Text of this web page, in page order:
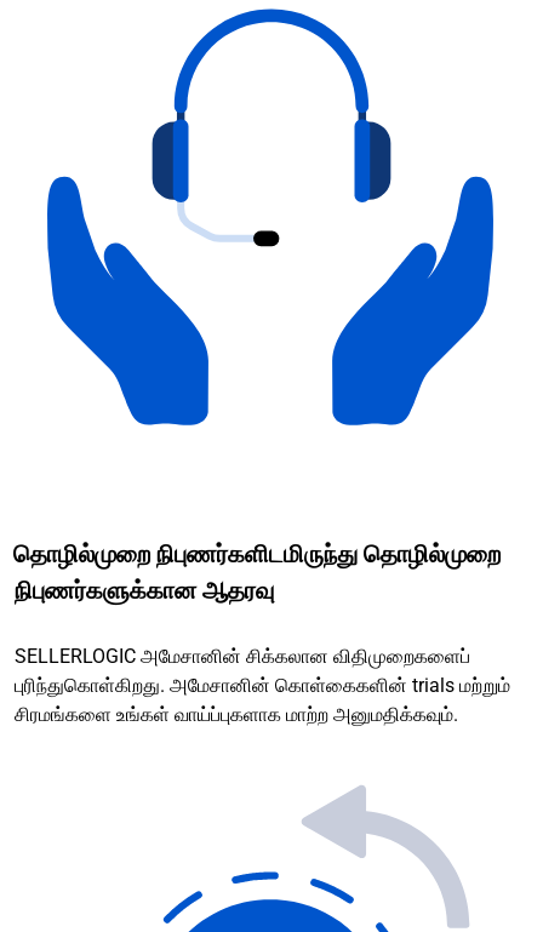
தொழில்முறை நிபுணர்களிடமிருந்து தொழில்முறை
நிபுணர்களுக்கான ஆதரவு
SELLERLOGIC அமேசானின் சிக்கலான விதிமுறைகளைப்
புரிந்துகொள்கிறது. அமேசானின் கொள்கைகளின் trials மற்றும்
சிரமங்களை உங்கள் வாய்ப்புகளாக மாற்ற அனுமதிக்கவும்.